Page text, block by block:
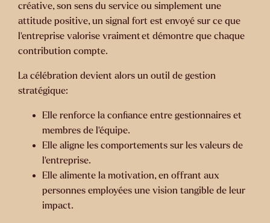
créative, son sens du service ou simplement une
attitude positive, un signal fort est envoyé sur ce que
l’entreprise valorise vraiment et démontre que chaque
contribution compte.
La célébration devient alors un outil de gestion
stratégique:
Elle renforce la confiance entre gestionnaires et
membres de l’équipe.
Elle aligne les comportements sur les valeurs de
l’entreprise.
Elle alimente la motivation, en offrant aux
personnes employées une vision tangible de leur
impact.